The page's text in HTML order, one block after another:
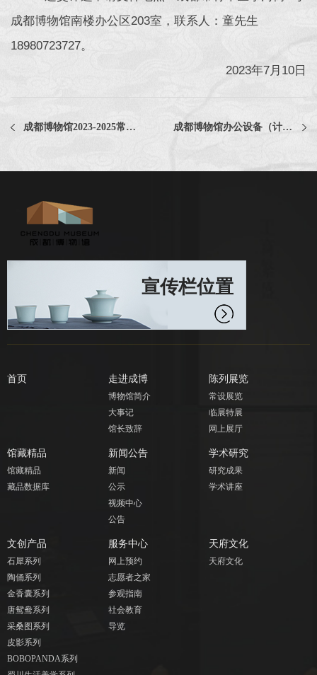
成都博物馆南楼办公区203室，联系人：童先生
18980723727。
2023年7月10日
成都博物馆2023-2025常年法律顾问服务采购项目（二次）中选公告 成都博物馆办公设备（计算机、打印机、复印机等）耗材年度采购项目中选公告
宣传栏位置
首页 走进成博
博物馆简介
大事记
馆长致辞
陈列展览
常设展览
临展特展
网上展厅
馆藏精品
馆藏精品
藏品数据库
新闻公告
新闻
公示
视频中心
公告
学术研究
研究成果
学术讲座
文创产品
石犀系列
陶俑系列
金香囊系列
唐鸳鸯系列
采桑图系列
皮影系列
BOBOPANDA系列
服务中心
网上预约
志愿者之家
参观指南
社会教育
导览
天府文化
天府文化